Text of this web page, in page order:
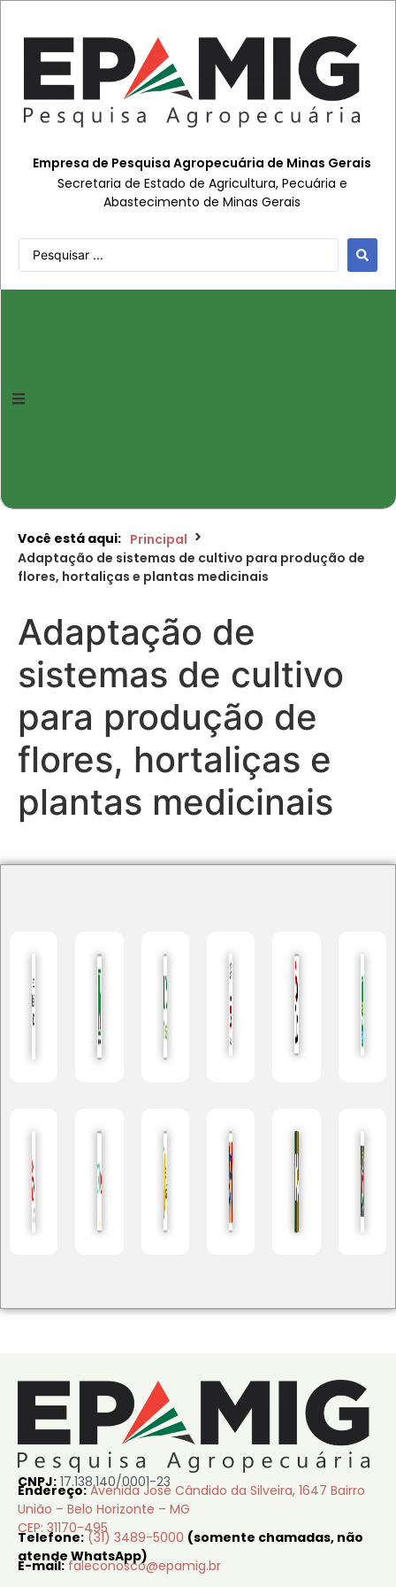
Empresa de Pesquisa Agropecuária de Minas Gerais
Secretaria de Estado de Agricultura, Pecuária e
Abastecimento de Minas Gerais
Você está aqui: Principal
Adaptação de sistemas de cultivo para produção de
flores, hortaliças e plantas medicinais
Adaptação de
sistemas de cultivo
para produção de
flores, hortaliças e
plantas medicinais
CNPJ: 17.138.140/0001-23
Endereço: Avenida José Cândido da Silveira, 1647 Bairro
União – Belo Horizonte – MG
CEP: 31170-495
Telefone: (31) 3489-5000 (somente chamadas, não
atende WhatsApp)
E-mail: faleconosco@epamig.br